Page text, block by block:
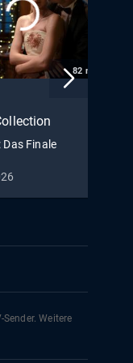
82 min
Das Finale
Sender. Weitere